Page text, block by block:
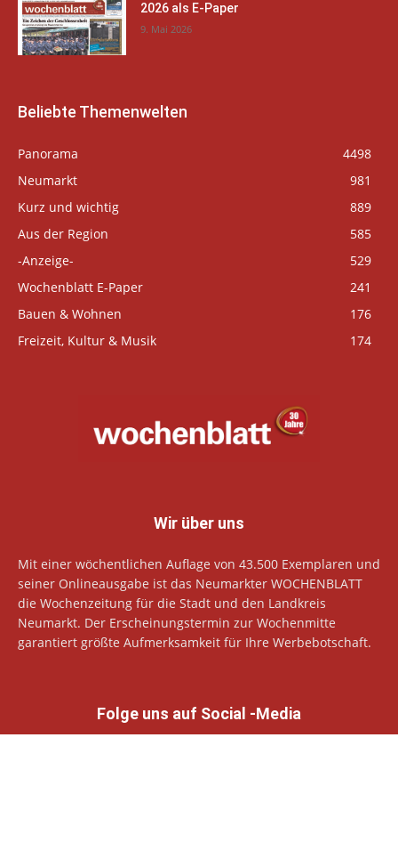
2026 als E-Paper
9. Mai 2026
Beliebte Themenwelten
Panorama
4498
Neumarkt
981
Kurz und wichtig
889
Aus der Region
585
-Anzeige-
529
Wochenblatt E-Paper
241
Bauen & Wohnen
176
Freizeit, Kultur & Musik
174
Wir über uns
Mit einer wöchentlichen Auflage von 43.500 Exemplaren und
seiner Onlineausgabe ist das Neumarkter WOCHENBLATT
die Wochenzeitung für die Stadt und den Landkreis
Neumarkt. Der Erscheinungstermin zur Wochenmitte
garantiert größte Aufmerksamkeit für Ihre Werbebotschaft.
Folge uns auf Social -Media